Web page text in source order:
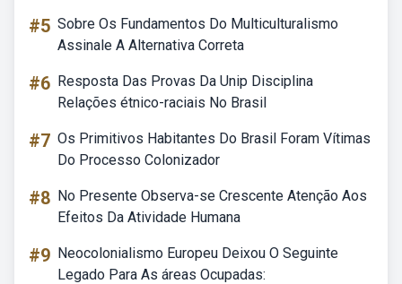
#5 Sobre Os Fundamentos Do Multiculturalismo
Assinale A Alternativa Correta
#6 Resposta Das Provas Da Unip Disciplina
Relações étnico-raciais No Brasil
#7 Os Primitivos Habitantes Do Brasil Foram Vítimas
Do Processo Colonizador
#8 No Presente Observa-se Crescente Atenção Aos
Efeitos Da Atividade Humana
#9 Neocolonialismo Europeu Deixou O Seguinte
Legado Para As áreas Ocupadas: